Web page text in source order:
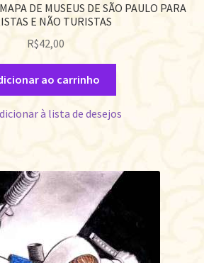
DE MUSEUS DE SÃO PAULO PARA
E NÃO TURISTAS
R$42,00
ao carrinho
à lista de desejos